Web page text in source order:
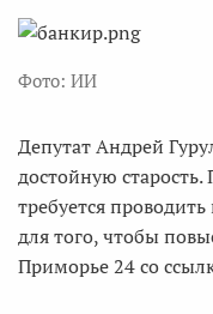
Фото: ИИ
Депутат Андрей
достойную старость.
требуется
для того, чтобы
Приморье 24 со